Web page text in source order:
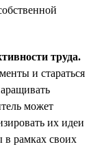
труда.
и стараться
может
их идеи
рамках своих